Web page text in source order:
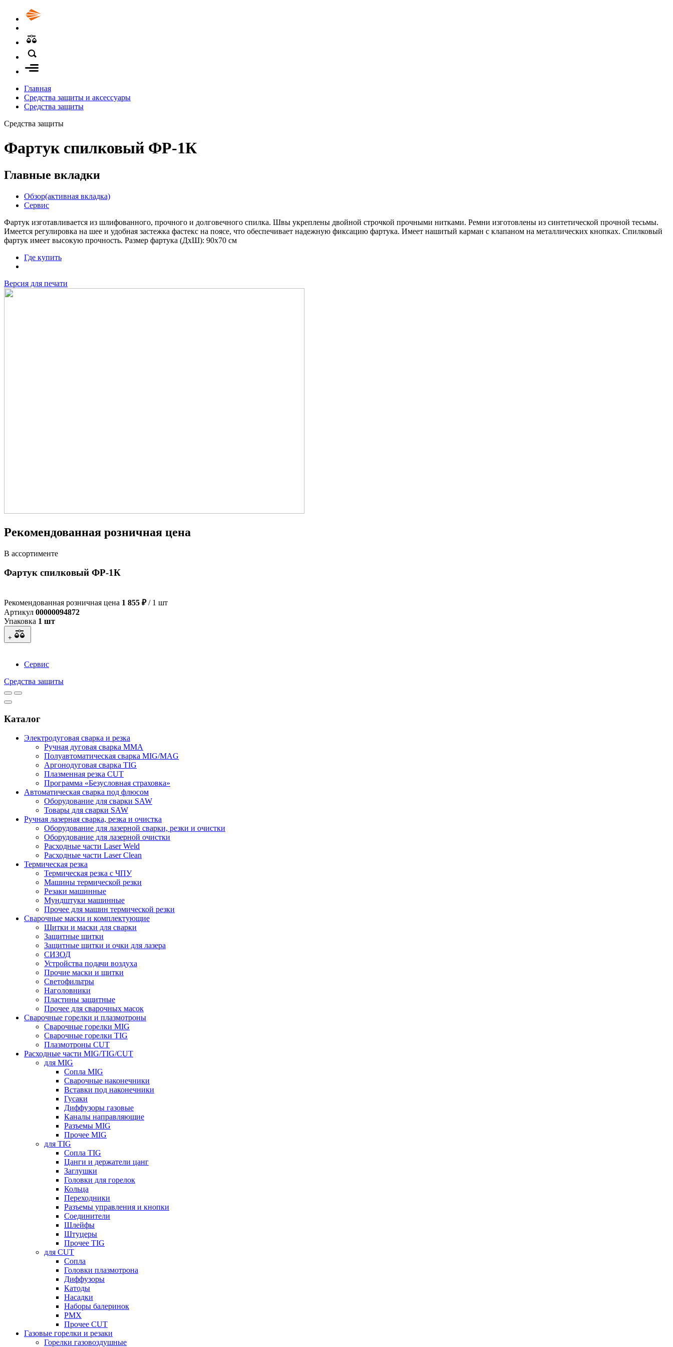
Главная
Средства защиты и аксессуары
Средства защиты
Средства защиты
Фартук спилковый ФР-1К
Главные вкладки
Обзор(активная вкладка)
Сервис
Фартук изготавливается из шлифованного, прочного и долговечного спилка. Швы укреплены двойной строчкой прочными нитками. Ремни изготовлены из синтетической прочной тесьмы.
Имеется регулировка на шее и удобная застежка фастекс на поясе, что обеспечивает надежную фиксацию фартука. Имеет нашитый карман с клапаном на металлических кнопках. Спилковый
фартук имеет высокую прочность. Размер фартука (ДxШ): 90x70 см
Где купить
Версия для печати
Рекомендованная розничная цена
В ассортименте
Фартук спилковый ФР-1К
Рекомендованная розничная цена 1 855 ₽/ 1 шт
Артикул 00000094872
Упаковка 1 шт
+
Сервис
Средства защиты
Каталог
Электродуговая сварка и резка
Ручная дуговая сварка MMA
Полуавтоматическая сварка MIG/MAG
Аргонодуговая сварка TIG
Плазменная резка CUT
Программа «Безусловная страховка»
Автоматическая сварка под флюсом
Оборудование для сварки SAW
Товары для сварки SAW
Ручная лазерная сварка, резка и очистка
Оборудование для лазерной сварки, резки и очистки
Оборудование для лазерной очистки
Расходные части Laser Weld
Расходные части Laser Clean
Термическая резка
Термическая резка с ЧПУ
Машины термической резки
Резаки машинные
Мундштуки машинные
Прочее для машин термической резки
Сварочные маски и комплектующие
Щитки и маски для сварки
Защитные щитки
Защитные щитки и очки для лазера
СИЗОД
Устройства подачи воздуха
Прочие маски и щитки
Светофильтры
Наголовники
Пластины защитные
Прочее для сварочных масок
Сварочные горелки и плазмотроны
Сварочные горелки MIG
Сварочные горелки TIG
Плазмотроны CUT
Расходные части MIG/TIG/CUT
для MIG
Сопла MIG
Сварочные наконечники
Вставки под наконечники
Гусаки
Диффузоры газовые
Каналы направляющие
Разъемы MIG
Прочее MIG
для TIG
Сопла TIG
Цанги и держатели цанг
Заглушки
Головки для горелок
Кольца
Переходники
Разъемы управления и кнопки
Соединители
Шлейфы
Штуцеры
Прочее TIG
для CUT
Сопла
Головки плазмотрона
Диффузоры
Катоды
Насадки
Наборы балеринок
PMX
Прочее CUT
Газовые горелки и резаки
Горелки газовоздушные